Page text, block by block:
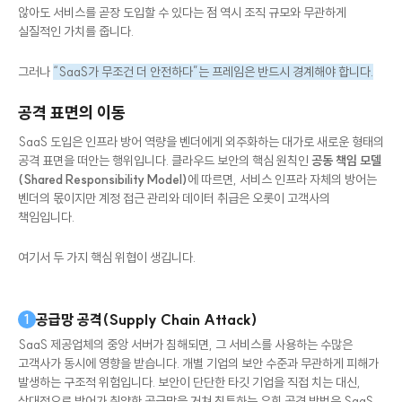
패치와 업그레이드라는 이점은 분명 매력적입니다. 별도 인프라를 구축하지
않아도 서비스를 곧장 도입할 수 있다는 점 역시 조직 규모와 무관하게
SaaS 도입은 인프라 방어 역량을 벤더에게 외주화하는 대가로 새로운 형태의
공격 표면을 떠안는 행위입니다. 클라우드 보안의 핵심 원칙인공동 책임 모델
(Shared Responsibility Model)에 따르면, 서비스 인프라 자체의 방어는
벤더의 몫이지만 계정 접근 관리와 데이터 취급은 오롯이 고객사의
공급망 공격(Supply Chain Attack)
SaaS 제공업체의 중앙 서버가 침해되면, 그 서비스를 사용하는 수많은
고객사가 동시에 영향을 받습니다. 개별 기업의 보안 수준과 무관하게 피해가
발생하는 구조적 위험입니다. 보안이 단단한 타깃 기업을 직접 치는 대신,